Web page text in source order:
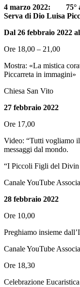
4 marzo 2022: 75°
Serva di Dio Luisa
Dal 26 febbraio 2022
Ore 18,00 – 21,00
Mostra: «La mistica
Piccarreta in immagini»
Chiesa San Vito
27 febbraio 2022
Ore 17,00
Video: “Tutti vogliamo
messaggi dal mondo.
“I Piccoli Figli del Divin
Canale YouTube
28 febbraio 2022
Ore 10,00
Preghiamo insieme
CanaleYouTube
Ore 18,30
Celebrazione